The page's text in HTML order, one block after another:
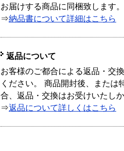
お届けする商品に同梱致します。
⇒納品書について詳細はこちら
返品について
お客様のご都合による返品・交
ください。 商品開封後、または
合、返品・交換はお受けいたし
⇒返品について詳しくはこちら